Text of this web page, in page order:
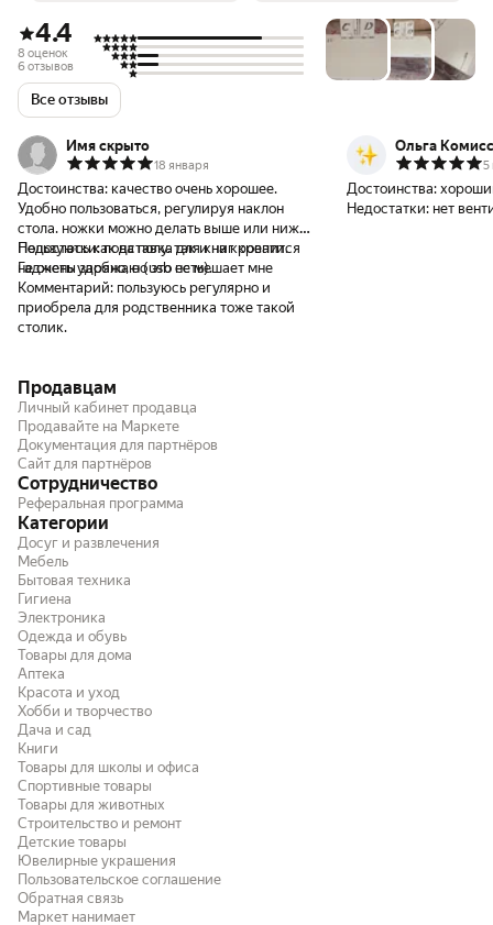
4.4
8 оценок
6 отзывов
Все отзывы
Имя скрыто
18 января
Достоинства: качество очень хорошее.
Удобно пользоваться, регулируя наклон
стола. ножки можно делать выше или ниже.
Пользуюсь как на полу. так и на кровати.
Гаджеты заряжаю (usb есть).
Недостатки: подставка для книг крепится
не очень удобно, но это не мешает мне
Комментарий: пользуюсь регулярно и
приобрела для родственника тоже такой
столик.
Ольга
5
Достоинства:
Недостатки: нет
Продавцам
Личный кабинет продавца
Продавайте на Маркете
Документация для партнёров
Сайт для партнёров
Сотрудничество
Реферальная программа
Категории
Досуг и развлечения
Мебель
Бытовая техника
Гигиена
Электроника
Одежда и обувь
Товары для дома
Аптека
Красота и уход
Хобби и творчество
Дача и сад
Книги
Товары для школы и офиса
Спортивные товары
Товары для животных
Строительство и ремонт
Детские товары
Ювелирные украшения
Пользовательское соглашение
Обратная связь
Маркет нанимает